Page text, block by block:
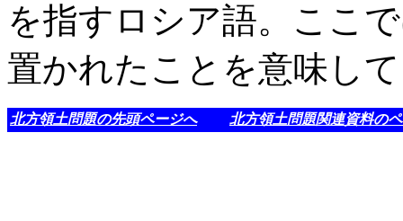
を指すロシア語。ここ
置かれたことを意味し
北方領土問題の先頭ページへ 北方領土問題関連資料の